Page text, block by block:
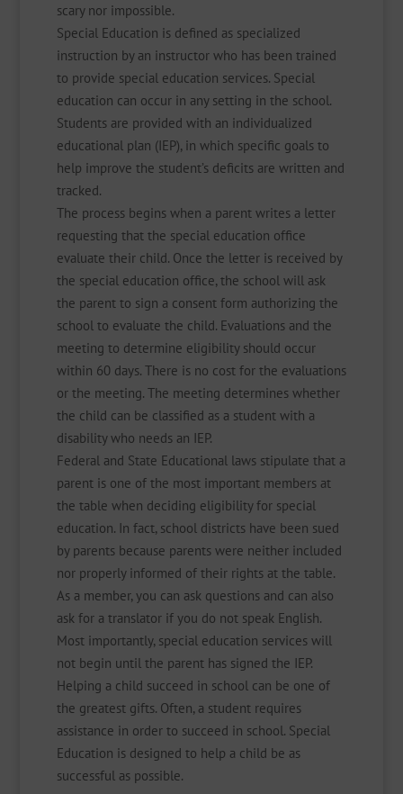
scary nor impossible.
Special Education is defined as specialized
instruction by an instructor who has been trained
to provide special education services. Special
education can occur in any setting in the school.
Students are provided with an individualized
educational plan (IEP), in which specific goals to
help improve the student’s deficits are written and
tracked.
The process begins when a parent writes a letter
requesting that the special education office
evaluate their child. Once the letter is received by
the special education office, the school will ask
the parent to sign a consent form authorizing the
school to evaluate the child. Evaluations and the
meeting to determine eligibility should occur
within 60 days. There is no cost for the evaluations
or the meeting. The meeting determines whether
the child can be classified as a student with a
disability who needs an IEP.
Federal and State Educational laws stipulate that a
parent is one of the most important members at
the table when deciding eligibility for special
education. In fact, school districts have been sued
by parents because parents were neither included
nor properly informed of their rights at the table.
As a member, you can ask questions and can also
ask for a translator if you do not speak English.
Most importantly, special education services will
not begin until the parent has signed the IEP.
Helping a child succeed in school can be one of
the greatest gifts. Often, a student requires
assistance in order to succeed in school. Special
Education is designed to help a child be as
successful as possible.